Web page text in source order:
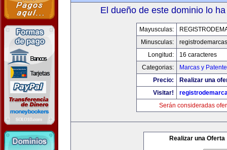
El dueño de este dominio lo
Mayusculas:
Minusculas:
Longitud:
16 caracteres
Categorias:
Marcas y
Precio:
Realizar una
Visitar!
Serán consideradas
Realizar una Oferta